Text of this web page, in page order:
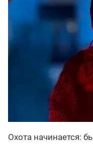
Охота начинается: